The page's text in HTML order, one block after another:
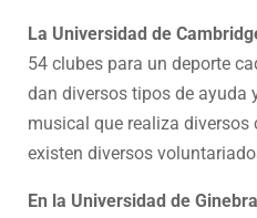
La Universidad de
54 clubes para un deporte
dan diversos tipos de ayuda
musical que realiza
existen diversos
En la Universidad de